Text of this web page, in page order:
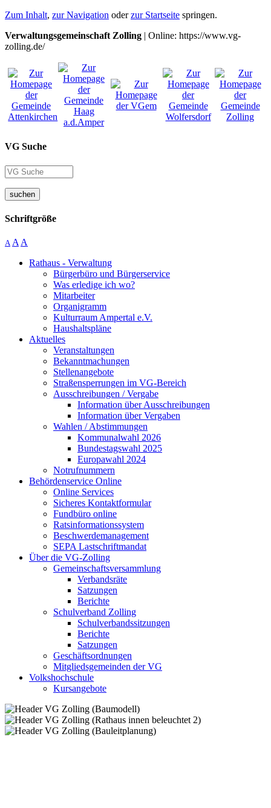
Zum Inhalt, zur Navigation oderzur Startseite springen.
Verwaltungsgemeinschaft Zolling | Online: https://www.vg-
zolling.de/
VG Suche
suchen
Schriftgröße
A A A
Rathaus - Verwaltung
Bürgerbüro und Bürgerservice
Was erledige ich wo?
Mitarbeiter
Organigramm
Kulturraum Ampertal e.V.
Haushaltspläne
Aktuelles
Veranstaltungen
Bekanntmachungen
Stellenangebote
Straßensperrungen im VG-Bereich
Ausschreibungen / Vergabe
Information über Ausschreibungen
Information über Vergaben
Wahlen / Abstimmungen
Kommunalwahl 2026
Bundestagswahl 2025
Europawahl 2024
Notrufnummern
Behördenservice Online
Online Services
Sicheres Kontaktformular
Fundbüro online
Ratsinformationssystem
Beschwerdemanagement
SEPA Lastschriftmandat
Über die VG-Zolling
Gemeinschaftsversammlung
Verbandsräte
Satzungen
Berichte
Schulverband Zolling
Schulverbandssitzungen
Berichte
Satzungen
Geschäftsordnungen
Mitgliedsgemeinden der VG
Volkshochschule
Kursangebote